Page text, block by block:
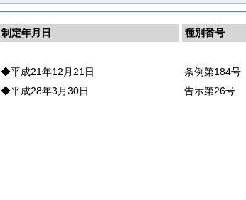
制定年月日
種別番号
◆平成21年12月21日
条例第184号
◆平成28年3月30日 告示第26号